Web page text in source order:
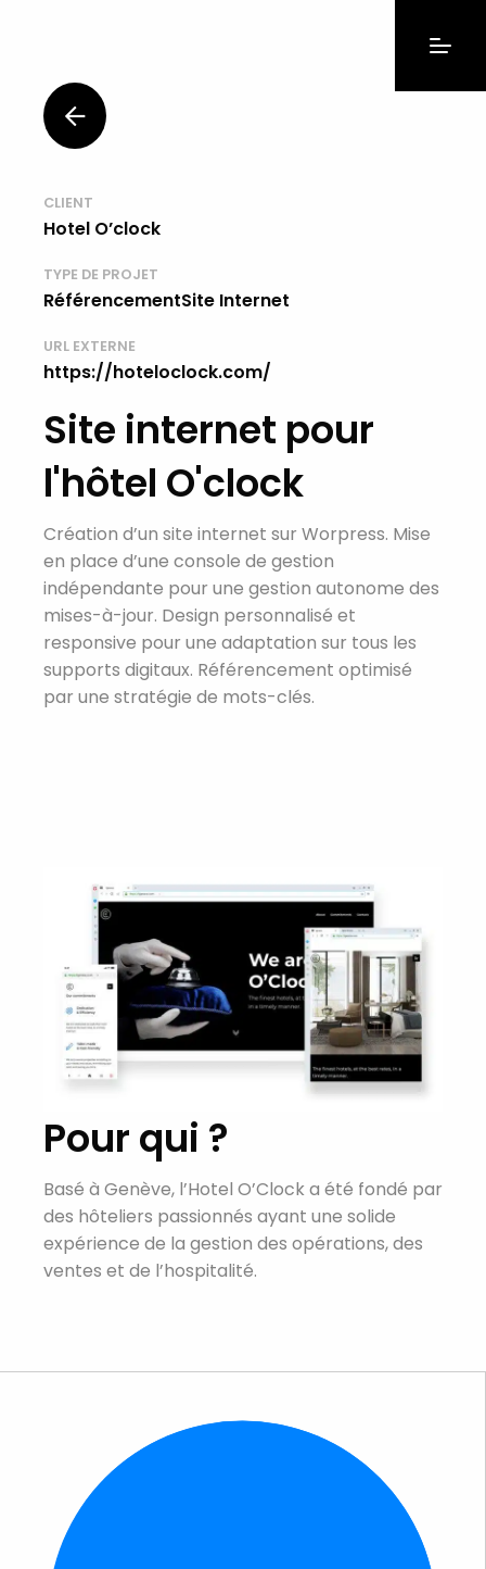
CLIENT
Hotel O’clock
TYPE DE PROJET
RéférencementSite Internet
URL EXTERNE
https://hoteloclock.com/
Site internet pour
l'hôtel O'clock
Création d’un site internet sur Worpress. Mise
en place d’une console de gestion
indépendante pour une gestion autonome des
mises-à-jour. Design personnalisé et
responsive pour une adaptation sur tous les
supports digitaux. Référencement optimisé
par une stratégie de mots-clés.
Pour qui ?
Basé à Genève, l’Hotel O’Clock a été fondé par
des hôteliers passionnés ayant une solide
expérience de la gestion des opérations, des
ventes et de l’hospitalité.